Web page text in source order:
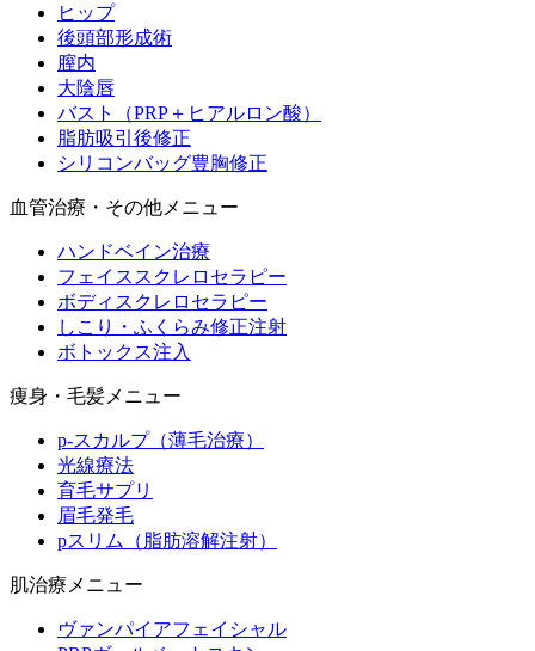
ヒップ
後頭部形成術
膣内
大陰唇
バスト（PRP＋ヒアルロン酸）
脂肪吸引後修正
シリコンバッグ豊胸修正
血管治療・その他メニュー
ハンドベイン治療
フェイススクレロセラピー
ボディスクレロセラピー
しこり・ふくらみ修正注射
ボトックス注入
痩身・毛髪メニュー
p-スカルプ（薄毛治療）
光線療法
育毛サプリ
眉毛発毛
pスリム（脂肪溶解注射）
肌治療メニュー
ヴァンパイアフェイシャル